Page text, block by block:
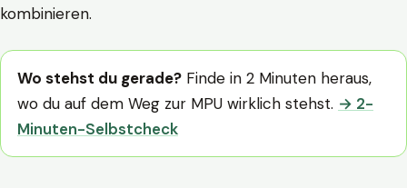
kombinieren.
Wo stehst du gerade? Finde in 2 Minuten heraus,
wo du auf dem Weg zur MPU wirklich stehst. → 2-
Minuten-Selbstcheck